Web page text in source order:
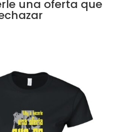
una oferta que